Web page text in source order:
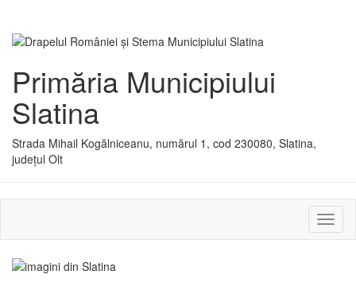
Primăria Municipiului
Slatina
Strada Mihail Kogălniceanu, numărul 1, cod 230080, Slatina,
județul Olt
sau